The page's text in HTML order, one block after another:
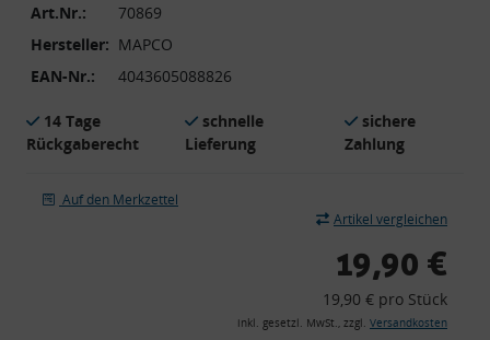
Art.Nr.:
70869
Hersteller: MAPCO
EAN-Nr.:
4043605088826
14 Tage
Rückgaberecht
schnelle
Lieferung
sichere
Zahlung
Auf den Merkzettel
Artikel vergleichen
19,90 €
19,90 € pro Stück
inkl. gesetzl. MwSt., zzgl. Versandkosten